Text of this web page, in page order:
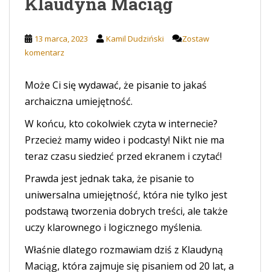
13 marca, 2023 Kamil Dudziński
Zostaw
komentarz
Może Ci się wydawać, że pisanie to jakaś
archaiczna umiejętność.
W końcu, kto cokolwiek czyta w internecie?
Przecież mamy wideo i podcasty! Nikt nie ma
teraz czasu siedzieć przed ekranem i czytać!
Prawda jest jednak taka, że pisanie to
uniwersalna umiejętność, która nie tylko jest
podstawą tworzenia dobrych treści, ale także
uczy klarownego i logicznego myślenia.
Właśnie dlatego rozmawiam dziś z Klaudyną
Maciąg, która zajmuje się pisaniem od 20 lat, a